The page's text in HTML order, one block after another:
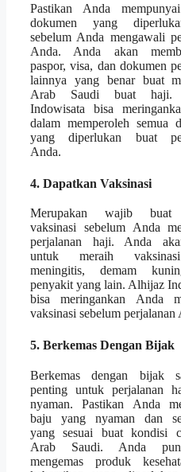
Pastikan Anda
dokumen yang
sebelum Anda mengawali
Anda. Anda akan
paspor, visa, dan dokumen
lainnya yang benar buat
Arab Saudi buat haji.
Indowisata bisa
dalam memperoleh semua
yang diperlukan buat
Anda.
4. Dapatkan Vaksinasi
Merupakan wajib buat
vaksinasi sebelum Anda
perjalanan haji. Anda
untuk meraih
meningitis, demam
penyakit yang lain. Alhijaz
bisa meringankan Anda
vaksinasi sebelum perjalanan
5. Berkemas Dengan Bijak
Berkemas dengan bijak
penting untuk perjalanan
nyaman. Pastikan Anda
baju yang nyaman dan
yang sesuai buat kondisi
Arab Saudi. Anda
mengemas produk